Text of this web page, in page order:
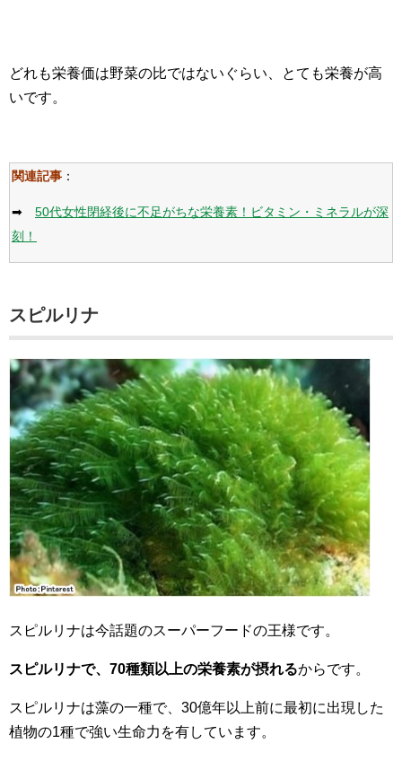
どれも栄養価は野菜の比ではないぐらい、とても栄養が高
いです。
関連記事 ：
➡ 50代女性閉経後に不足がちな栄養素！ビタミン・ミネラルが深
刻！
スピルリナ
スピルリナは今話題のスーパーフードの王様です。
スピルリナで、70種類以上の栄養素が摂れるからです。
スピルリナは藻の一種で、30億年以上前に最初に出現した
植物の1種で強い生命力を有しています。